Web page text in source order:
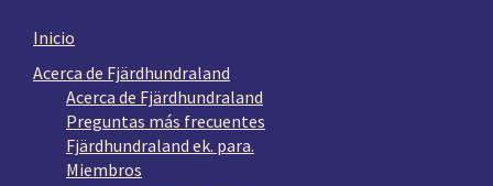
Inicio
Acerca de Fjärdhundraland
Acerca de Fjärdhundraland
Preguntas más frecuentes
Fjärdhundraland ek. para.
Miembros